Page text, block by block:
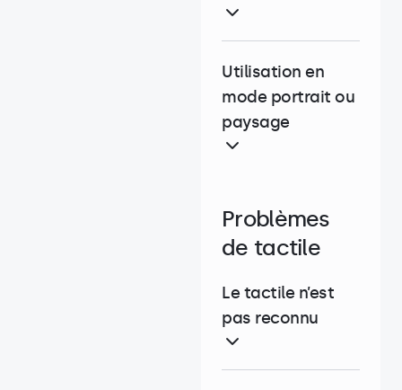
Utilisation en
mode portrait ou
paysage
Problèmes
de tactile
Le tactile n’est
pas reconnu